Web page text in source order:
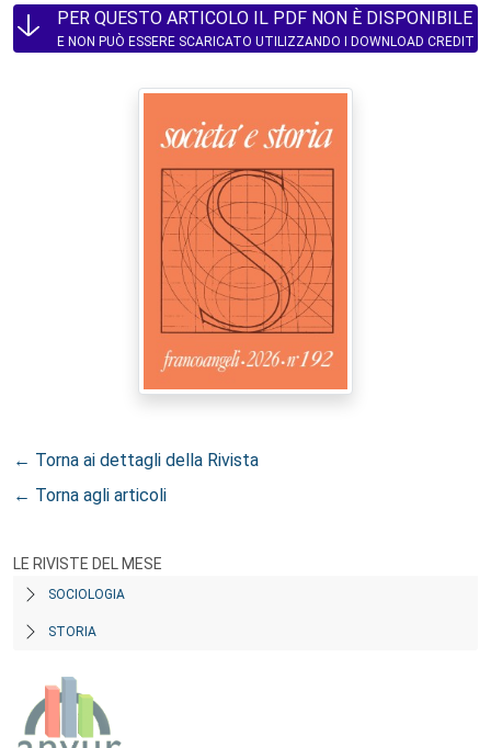
PER QUESTO ARTICOLO IL PDF NON È DISPONIBILE
E NON PUÒ ESSERE SCARICATO UTILIZZANDO I DOWNLOAD CREDIT
← Torna ai dettagli della Rivista
← Torna agli articoli
LE RIVISTE DEL MESE
SOCIOLOGIA
STORIA